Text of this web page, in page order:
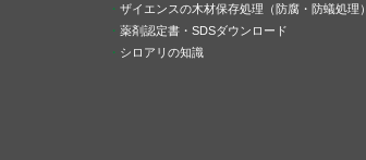
ザイエンスの木材保存処理（防腐・防蟻処理）
薬剤認定書・SDSダウンロード
シロアリの知識